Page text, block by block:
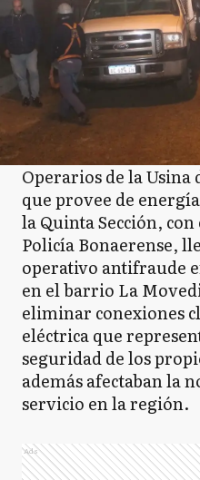
R Ramallo
Rojas
S Salto
SA San
SA San
SN San
Operarios de la
que provee de
la Quinta Sección,
Policía Bonaerense,
operativo antifraude
en el barrio La
eliminar conexiones
eléctrica que
seguridad de los
además afectaban la
servicio en la región.
Ads